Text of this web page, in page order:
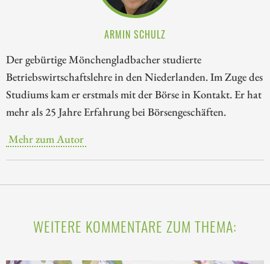
ARMIN SCHULZ
Der gebürtige Mönchengladbacher studierte
Betriebswirtschaftslehre in den Niederlanden. Im Zuge des
Studiums kam er erstmals mit der Börse in Kontakt. Er hat
mehr als 25 Jahre Erfahrung bei Börsengeschäften.
Mehr zum Autor
WEITERE KOMMENTARE ZUM THEMA: